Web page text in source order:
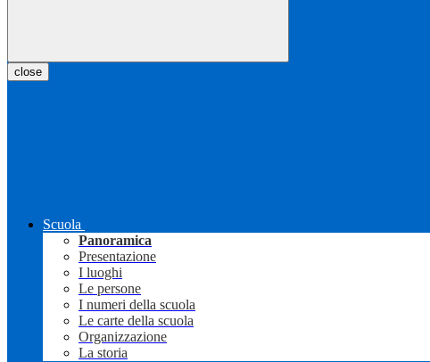
close
Scuola
Panoramica
Presentazione
I luoghi
Le persone
I numeri della scuola
Le carte della scuola
Organizzazione
La storia